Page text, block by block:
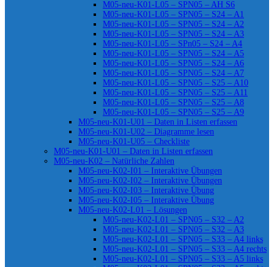
M05-neu-K01-L05 – SPN05 – AH S6
M05-neu-K01-L05 – SPN05 – S24 – A1
M05-neu-K01-L05 – SPN05 – S24 – A2
M05-neu-K01-L05 – SPN05 – S24 – A3
M05-neu-K01-L05 – SPn05 – S24 – A4
M05-neu-K01-L05 – SPN05 – S24 – A5
M05-neu-K01-L05 – SPN05 – S24 – A6
M05-neu-K01-L05 – SPN05 – S24 – A7
M05-neu-K01-L05 – SPN05 – S25 – A10
M05-neu-K01-L05 – SPN05 – S25 – A11
M05-neu-K01-L05 – SPN05 – S25 – A8
M05-neu-K01-L05 – SPN05 – S25 – A9
M05-neu-K01-U01 – Daten in Listen erfassen
M05-neu-K01-U02 – Diagramme lesen
M05-neu-K01-U05 – Checkliste
M05-neu-K01-U01 – Daten in Listen erfassen
M05-neu-K02 – Natürliche Zahlen
M05-neu-K02-I01 – Interaktive Übungen
M05-neu-K02-I02 – Interaktive Übungen
M05-neu-K02-I03 – Interaktive Übung
M05-neu-K02-I05 – Interaktive Übung
M05-neu-K02-L01 – Lösungen
M05-neu-K02-L01 – SPN05 – S32 – A2
M05-neu-K02-L01 – SPN05 – S32 – A3
M05-neu-K02-L01 – SPN05 – S33 – A4 links
M05-neu-K02-L01 – SPN05 – S33 – A4 rechts
M05-neu-K02-L01 – SPN05 – S33 – A5 links